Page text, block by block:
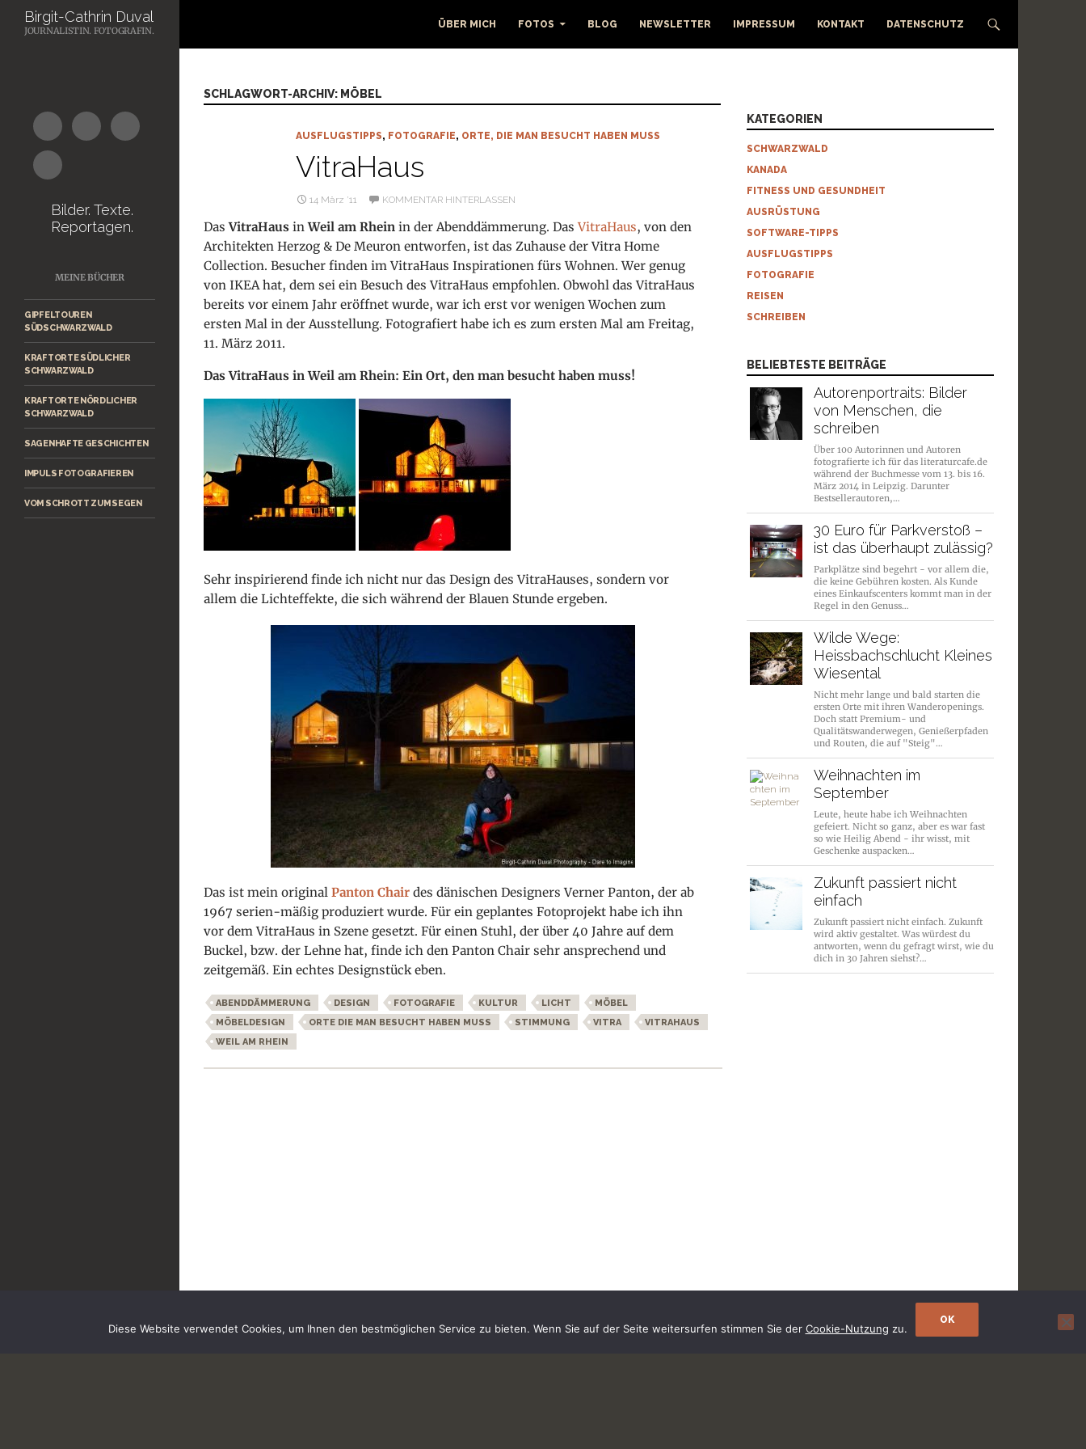
Suchen
ÜBER MICH FOTOS BLOG NEWSLETTER IMPRESSUM KONTAKT DATENSCHUTZ
SCHLAGWORT-ARCHIV: MÖBEL
AUSFLUGSTIPPS, FOTOGRAFIE, ORTE, DIE MAN BESUCHT HABEN MUSS
VitraHaus
14 März ’11 KOMMENTAR HINTERLASSEN
DasVitraHaus inWeil am Rhein in der Abenddämmerung. DasVitraHaus, von den
Architekten Herzog & De Meuron entworfen, ist das Zuhause der Vitra Home
Collection. Besucher finden im VitraHaus Inspirationen fürs Wohnen. Wer genug
von IKEA hat, dem sei ein Besuch des VitraHaus empfohlen. Obwohl das VitraHaus
bereits vor einem Jahr eröffnet wurde, war ich erst vor wenigen Wochen zum
ersten Mal in der Ausstellung. Fotografiert habe ich es zum ersten Mal am Freitag,
11. März 2011.
Das VitraHaus in Weil am Rhein: Ein Ort, den man besucht haben muss!
Sehr inspirierend finde ich nicht nur das Design des VitraHauses, sondern vor
allem die Lichteffekte, die sich während der Blauen Stunde ergeben.
Das ist mein original Panton Chair des dänischen Designers Verner Panton, der ab
1967 serien-mäßig produziert wurde. Für ein geplantes Fotoprojekt habe ich ihn
vor dem VitraHaus in Szene gesetzt. Für einen Stuhl, der über 40 Jahre auf dem
Buckel, bzw. der Lehne hat, finde ich den Panton Chair sehr ansprechend und
zeitgemäß. Ein echtes Designstück eben.
ABENDDÄMMERUNG DESIGN FOTOGRAFIE KULTUR LICHT
MÖBEL
MÖBELDESIGN
ORTE DIE MAN BESUCHT HABEN MUSS STIMMUNG VITRA
VITRAHAUS
WEIL AM RHEIN
KATEGORIEN
SCHWARZWALD
KANADA
FITNESS UND GESUNDHEIT
AUSRÜSTUNG
SOFTWARE-TIPPS
AUSFLUGSTIPPS
FOTOGRAFIE
REISEN
SCHREIBEN
BELIEBTESTE BEITRÄGE
Autorenportraits: Bilder
von Menschen, die
schreiben
Über 100 Autorinnen und Autoren
fotografierte ich für das literaturcafe.de
während der Buchmesse vom 13. bis 16.
März 2014 in Leipzig. Darunter
Bestsellerautoren,…
30 Euro für Parkverstoß –
ist das überhaupt zulässig?
Parkplätze sind begehrt - vor allem die,
die keine Gebühren kosten. Als Kunde
eines Einkaufscenters kommt man in der
Regel in den Genuss…
Wilde Wege:
Heissbachschlucht Kleines
Wiesental
Nicht mehr lange und bald starten die
ersten Orte mit ihren Wanderopenings.
Doch statt Premium- und
Qualitätswanderwegen, Genießerpfaden
und Routen, die auf "Steig"…
Weihnachten im
September
Leute, heute habe ich Weihnachten
gefeiert. Nicht so ganz, aber es war fast
so wie Heilig Abend - ihr wisst, mit
Geschenke auspacken…
Zukunft passiert nicht
einfach
Zukunft passiert nicht einfach. Zukunft
wird aktiv gestaltet. Was würdest du
antworten, wenn du gefragt wirst, wie du
dich in 30 Jahren siehst?…
Birgit-Cathrin Duval
JOURNALISTIN. FOTOGRAFIN.
Bilder. Texte.
Reportagen.
MEINE BÜCHER
GIPFELTOUREN
SÜDSCHWARZWALD
KRAFTORTE SÜDLICHER
SCHWARZWALD
KRAFTORTE NÖRDLICHER
SCHWARZWALD
SAGENHAFTE GESCHICHTEN
IMPULS FOTOGRAFIEREN
VOM SCHROTT ZUM SEGEN
Diese Website verwendet Cookies, um Ihnen den bestmöglichen Service zu bieten. Wenn Sie auf der Seite weitersurfen stimmen Sie der Cookie-Nutzung zu.
OK